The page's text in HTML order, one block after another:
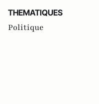
THEMATIQUES
Politique